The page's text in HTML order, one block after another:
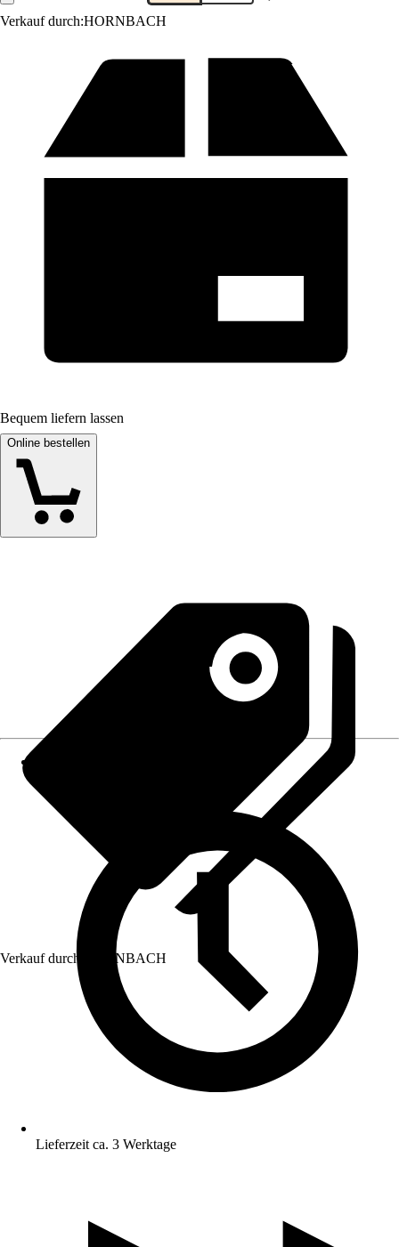
Verkauf durch:HORNBACH
Bequem liefern lassen
Online bestellen
Verkauf durch: HORNBACH
Lieferzeit ca. 3 Werktage